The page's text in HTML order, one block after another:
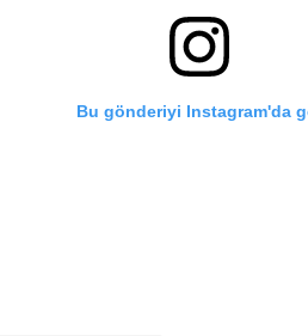
Bu gönderiyi Instagram'da